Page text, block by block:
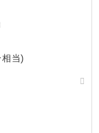
当)